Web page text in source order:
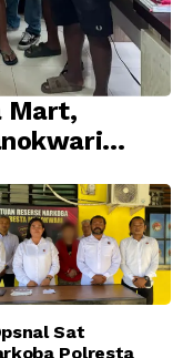
Mart,
Sat
Polresta